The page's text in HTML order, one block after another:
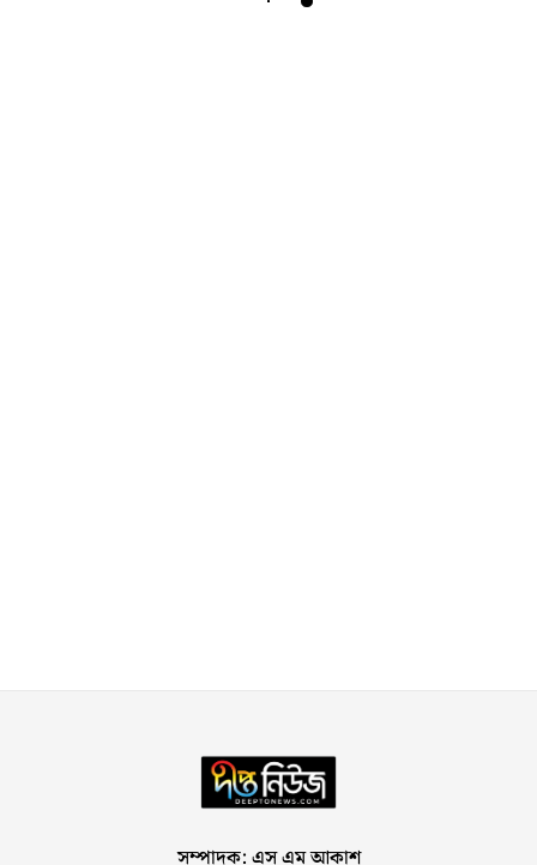
সম্পাদক: এস এম আকাশ